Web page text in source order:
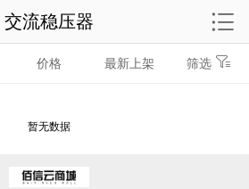
价格 最新上架 筛选
暂无数据
交流稳压器